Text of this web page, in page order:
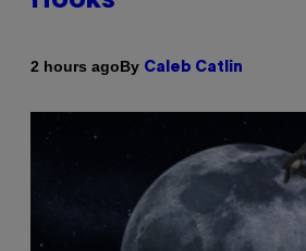
2 hours agoBy Caleb Catlin